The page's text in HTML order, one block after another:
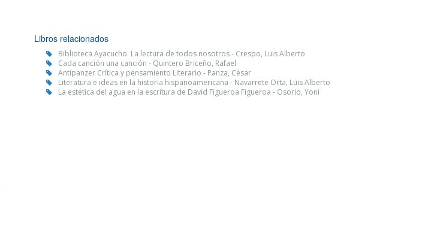
Libros relacionados
Biblioteca Ayacucho. La lectura de todos nosotros - Crespo, Luis Alberto
Cada canción una canción - Quintero Briceño, Rafael
Antipanzer Crítica y pensamiento Literario - Panza, César
Literatura e ideas en la historia hispanoamericana - Navarrete Orta, Luis Alberto
La estética del agua en la escritura de David Figueroa Figueroa - Osorio, Yoni